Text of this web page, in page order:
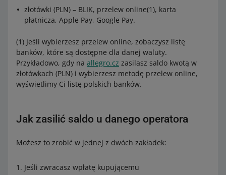
złotówki (PLN) – BLIK, przelew online(1), karta
płatnicza, Apple Pay, Google Pay.
(1) Jeśli wybierzesz przelew online, zobaczysz listę
banków, które są dostępne dla danej waluty.
Przykładowo, gdy na allegro.cz zasilasz saldo kwotą w
złotówkach (PLN) i wybierzesz metodę przelew online,
wyświetlimy Ci listę polskich banków.
Jak zasilić saldo u danego operatora
Możesz to zrobić w jednej z dwóch zakładek:
Jeśli zwracasz wpłatę kupującemu